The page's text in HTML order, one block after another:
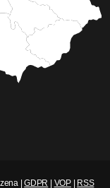
|GDPR VOP| RSS